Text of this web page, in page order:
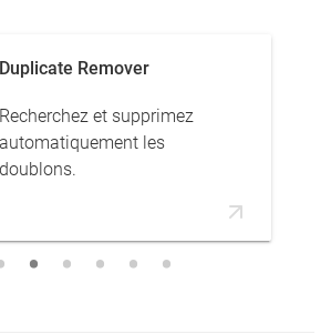
Duplicate Remover
Recherchez et supprimez
automatiquement les
doublons.